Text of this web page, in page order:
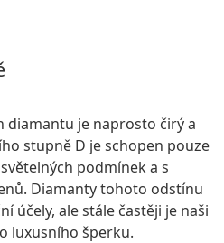
diamantu je naprosto čirý a
stupně D je schopen pouze
podmínek a s
Diamanty tohoto odstínu
účely, ale stále častěji je naši
luxusního šperku.